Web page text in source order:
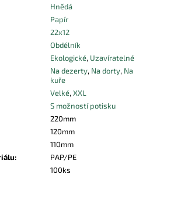
Hnědá
Papír
22x12
Obdélník
Ekologické, Uzavíratelné
Na dezerty, Na dorty, Na
kuře
Velké, XXL
S možností potisku
220mm
120mm
110mm
:
PAP/PE
100ks